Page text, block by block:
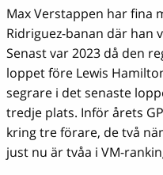
Max Verstappen har fina
Ridriguez-banan där han
Senast var 2023 då den
loppet före Lewis
segrare i det senaste
tredje plats. Inför årets
kring tre förare, de två
just nu är tvåa i VM-